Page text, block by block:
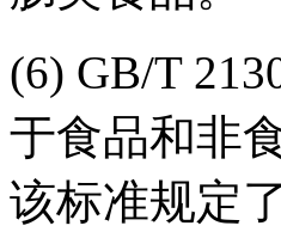
(6) GB/T
于食品和非
该标准规定